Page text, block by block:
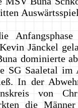
Jänckel
dominierte
SG Saaletal
In der
von
die